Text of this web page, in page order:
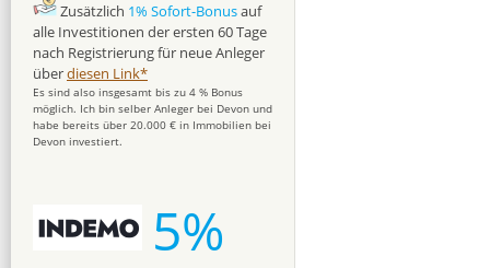
Zusätzlich 1% Sofort-Bonusauf
alle Investitionen der ersten 60 Tage
nach Registrierung für neue Anleger
überdiesen Link*
Es sind also insgesamt bis zu 4 % Bonus
möglich. Ich bin selber Anleger bei Devon und
habe bereits über 20.000 € in Immobilien bei
Devon investiert.
5%